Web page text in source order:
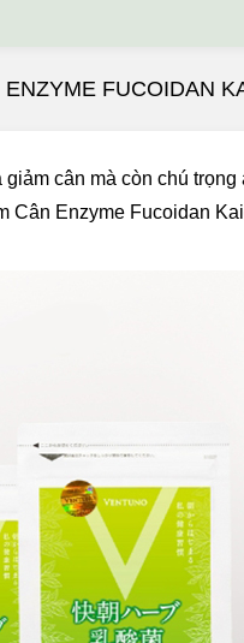
FUCOIDAN
cân mà còn chú
Cân Enzyme Fucoidan